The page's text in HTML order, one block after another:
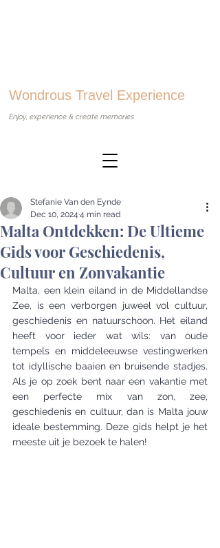
Wondrous Travel Experience
Enjoy, experience & create memories
Malta Ontdekken: De Ultieme
Gids voor Geschiedenis,
Cultuur en Zonvakantie
Stefanie Van den Eynde
Dec 10, 2024 4 min read
Malta, een klein eiland in de Middellandse
Zee, is een verborgen juweel vol cultuur,
geschiedenis en natuurschoon. Het eiland
heeft voor ieder wat wils: van oude
tempels en middeleeuwse vestingwerken
tot idyllische baaien en bruisende stadjes.
Als je op zoek bent naar een vakantie met
een perfecte mix van zon, zee,
geschiedenis en cultuur, dan is Malta jouw
ideale bestemming. Deze gids helpt je het
meeste uit je bezoek te halen!